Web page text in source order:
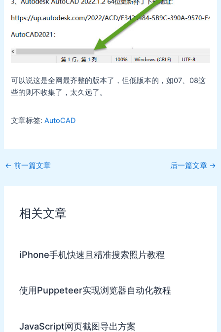
可以说这是全网最齐整的版本了，但低版本的，如07、08这
些的则不收集了，太久远了。
文章标签:AutoCAD
Post
← 前一篇文章 后一篇文章 →
相关文章
iPhone手机快速且精准搜索照片教程
使用Puppeteer实现浏览器自动化教程
JavaScript网页截图导出方案